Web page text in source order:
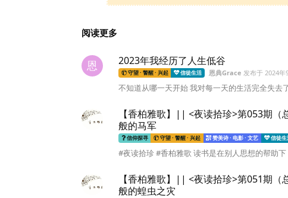
阅读更多
恩 2023年我经历了人生低谷
守望 · 警醒 · 兴起 信徒生活 恩典Grace 发布于 2024年
不知道从哪一天开始 我对每一天的生活完全失去
【香柏雅歌】|| <夜读拾珍>第053期
般的马军
信仰探寻 守望 · 警醒 · 兴起 赞美诗 · 电影 · 文艺 信徒生
#夜读拾珍 #香柏雅歌 读书是在别人思想的帮助
【香柏雅歌】|| <夜读拾珍>第051期
般的蝗虫之灾